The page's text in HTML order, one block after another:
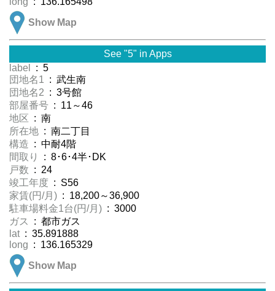
Show Map
See "5" in Apps
label
: 5
団地名1 : 武生南
団地名2 : 3号館
部屋番号 : 11～46
地区 : 南
所在地 : 南二丁目
構造 : 中耐4階
間取り
: 8･6･4半･DK
戸数 : 24
竣工年度 : S56
家賃(円/月) : 18,200～36,900
駐車場料金1台(円/月) : 3000
ガス
: 都市ガス
lat : 35.891888
long : 136.165329
Show Map